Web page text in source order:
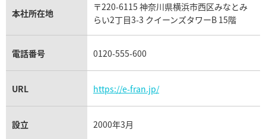
パネライ買取
チューダー（チュードル）買取
本社所在地
〒220-6115 神奈川県横浜市西区みなとみ
らい2丁目3-3 クイーンズタワーB 15階
電話番号 0120-555-600
URL https://e-fran.jp/
設立 2000年3月